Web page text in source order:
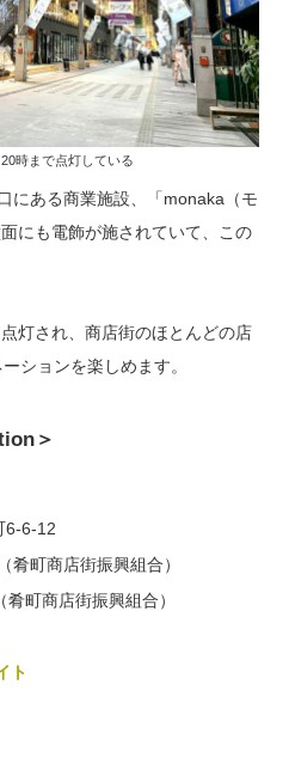
時まで点灯している
にある商業施設、「monaka（モ
にも電飾が施されていて、この
灯され、商店街のほとんどの店
ションを楽しめます。
＞
6-6-12
肴町商店街振興組合）
町商店街振興組合）
ト